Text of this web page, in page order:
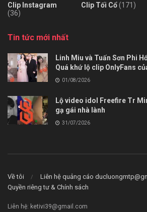
Clip Instagram
(36)
Clip Tối Cổ(171)
Tin tức mới nhất
Linh Miu và Tuấn Sơn Phi
Quá khứ lộ clip OnlyFans
01/08/2026
Lộ video idol Freefire Tr
gạ gái nhà lành
31/07/2026
Về tôi Liên hệ quảng cáo
Quyền riêng tư & Chính sách
Liên hệ: ketivi39@gmail.com